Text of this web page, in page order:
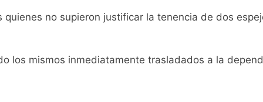
no supieron justificar la tenencia de dos
los mismos inmediatamente trasladados a la